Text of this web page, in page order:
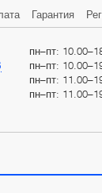
пн–пт:
пн–пт:
пн–пт:
пн–пт:
Гарантия